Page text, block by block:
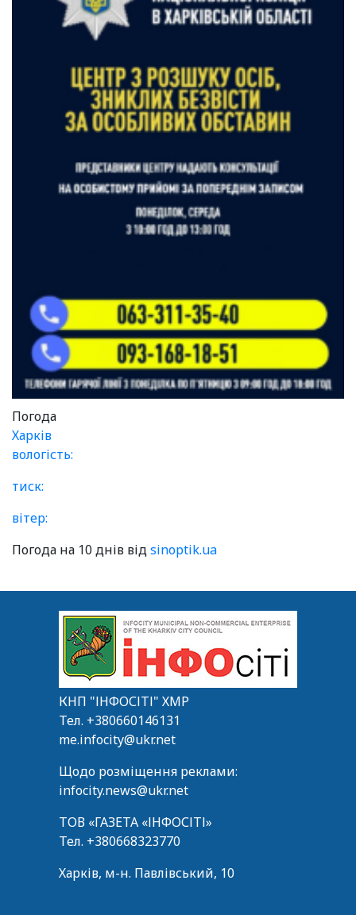
Погода
Харків
вологість:
тиск:
вітер:
Погода на 10 днів відsinoptik.ua
КНП "ІНФОСІТІ" ХМР
Тел. +380660146131
me.infocity@ukr.net
Щодо розміщення реклами:
infocity.news@ukr.net
ТОВ «ГАЗЕТА «ІНФОСІТІ»
Тел. +380668323770
Харків, м-н. Павлівський, 10